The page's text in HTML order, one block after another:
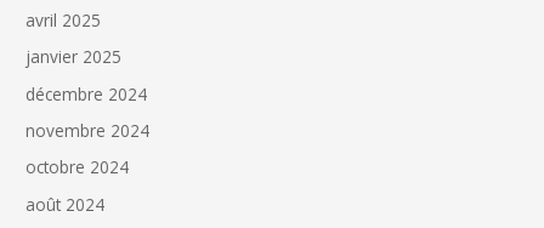
avril 2025
janvier 2025
décembre 2024
novembre 2024
octobre 2024
août 2024